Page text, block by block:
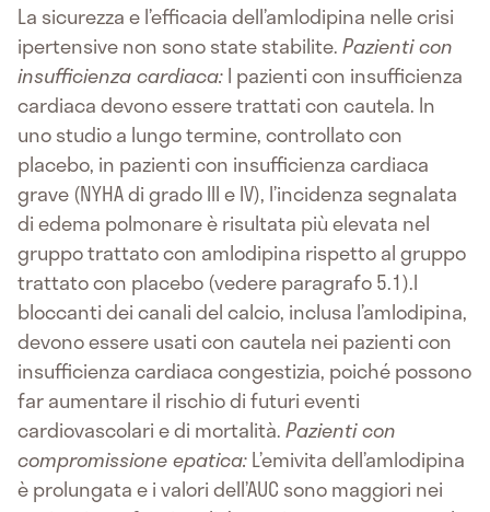
La sicurezza e l’efficacia dell’amlodipina nelle crisi
ipertensive non sono state stabilite.Pazienti con
insufficienza cardiaca:I pazienti con insufficienza
cardiaca devono essere trattati con cautela. In
uno studio a lungo termine, controllato con
placebo, in pazienti con insufficienza cardiaca
grave (NYHA di grado III e IV), l’incidenza segnalata
di edema polmonare è risultata più elevata nel
gruppo trattato con amlodipina rispetto al gruppo
trattato con placebo (vedere paragrafo 5.1).I
bloccanti dei canali del calcio, inclusa l’amlodipina,
devono essere usati con cautela nei pazienti con
insufficienza cardiaca congestizia, poiché possono
far aumentare il rischio di futuri eventi
cardiovascolari e di mortalità.Pazienti con
compromissione epatica:L’emivita dell’amlodipina
è prolungata e i valori dell’AUC sono maggiori nei